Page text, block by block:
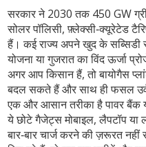
सरकार ने 2030 तक 450 GW
सोलर पॉलिसी, फ़्लेक्सी‑क्यूरेटेड
हैं। कई राज्य अपने खुद के सब्सिडी
योजना या गुजरात का विंद ऊर्जा
अगर आप किसान हैं, तो बायोगैस
बदल सकते हैं और साथ ही फसल
एक और आसान तरीका है पावर बैंक
ये छोटे गैजेट्स मोबाइल, लैपटॉप
बार‑बार चार्ज करने की ज़रूरत